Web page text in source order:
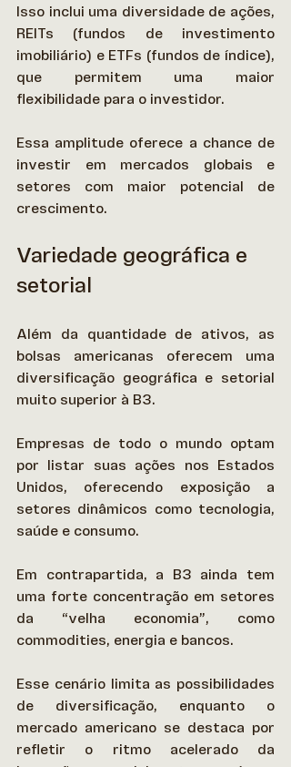
Isso inclui uma diversidade de ações,
REITs (fundos de investimento
imobiliário) e ETFs (fundos de índice),
que permitem uma maior
flexibilidade para o investidor.
Essa amplitude oferece a chance de
investir em mercados globais e
setores com maior potencial de
crescimento.
Variedade geográfica e
setorial
Além da quantidade de ativos, as
bolsas americanas oferecem uma
diversificação geográfica e setorial
muito superior à B3.
Empresas de todo o mundo optam
por listar suas ações nos Estados
Unidos, oferecendo exposição a
setores dinâmicos como tecnologia,
saúde e consumo.
Em contrapartida, a B3 ainda tem
uma forte concentração em setores
da “velha economia”, como
commodities, energia e bancos.
Esse cenário limita as possibilidades
de diversificação, enquanto o
mercado americano se destaca por
refletir o ritmo acelerado da